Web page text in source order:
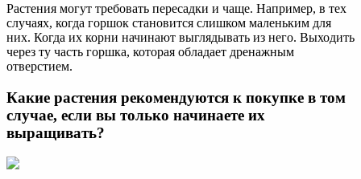
Растения могут требовать пересадки и чаще. Например, в тех
случаях, когда горшок становится слишком маленьким для
них. Когда их корни начинают выглядывать из него. Выходить
через ту часть горшка, которая обладает дренажным
отверстием.
Какие растения рекомендуются к покупке в том
случае, если вы только начинаете их
выращивать?